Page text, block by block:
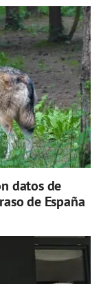
datos de
de España